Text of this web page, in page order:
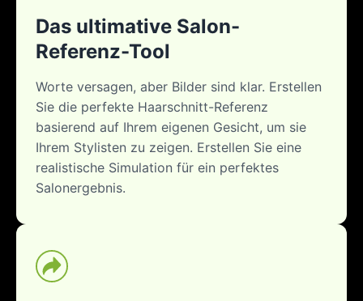
Das ultimative Salon-
Referenz-Tool
Worte versagen, aber Bilder sind klar. Erstellen
Sie die perfekte Haarschnitt-Referenz
basierend auf Ihrem eigenen Gesicht, um sie
Ihrem Stylisten zu zeigen. Erstellen Sie eine
realistische Simulation für ein perfektes
Salonergebnis.